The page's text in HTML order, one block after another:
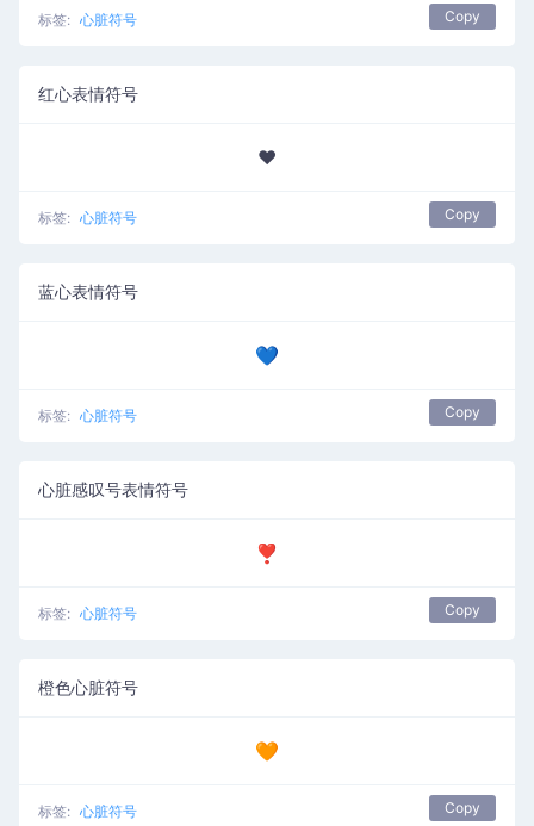
标签: 心脏符号 Copy
红心表情符号
❤️️
标签: 心脏符号 Copy
蓝心表情符号
💙
标签: 心脏符号 Copy
心脏感叹号表情符号
❣️
标签: 心脏符号 Copy
橙色心脏符号
🧡
标签: 心脏符号 Copy